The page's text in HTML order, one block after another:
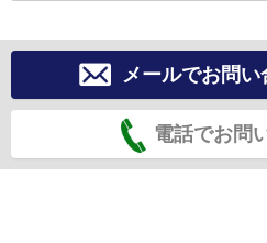
メールでお問
電話でお問